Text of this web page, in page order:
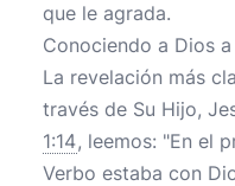
que le agrada.
Conociendo a Dios
La revelación más
través de Su Hijo,
1:14, leemos: "En el
Verbo estaba con